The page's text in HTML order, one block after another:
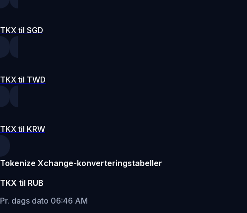
TKX til SGD
TKX til TWD
TKX til KRW
Tokenize Xchange-konverteringstabeller
TKX til RUB
Pr. dags dato 06:46 AM